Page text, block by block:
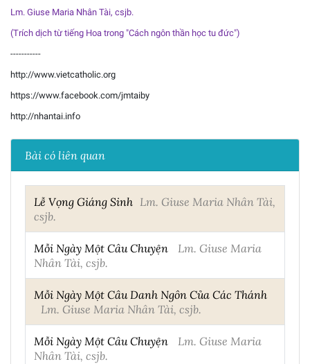
Lm. Giuse Maria Nhân Tài, csjb.
(Trích dịch từ tiếng Hoa trong "Cách ngôn thần học tu đức")
-----------
http://www.vietcatholic.org
https://www.facebook.com/jmtaiby
http://nhantai.info
Bài có liên quan
Lễ Vọng Giáng Sinh Lm. Giuse Maria Nhân Tài,
csjb.
Mỗi Ngày Một Câu Chuyện
Lm. Giuse Maria
Nhân Tài, csjb.
Mỗi Ngày Một Câu Danh Ngôn Của Các Thánh
Lm. Giuse Maria Nhân Tài, csjb.
Mỗi Ngày Một Câu Chuyện
Lm. Giuse Maria
Nhân Tài, csjb.